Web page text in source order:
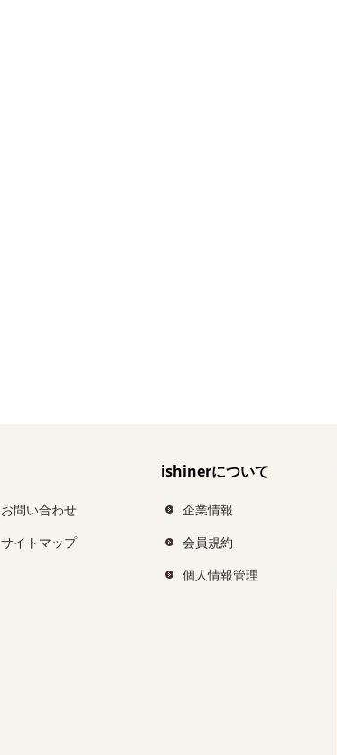
お問い合わせ
サイトマップ
ishinerについて
企業情報
会員規約
個人情報管理